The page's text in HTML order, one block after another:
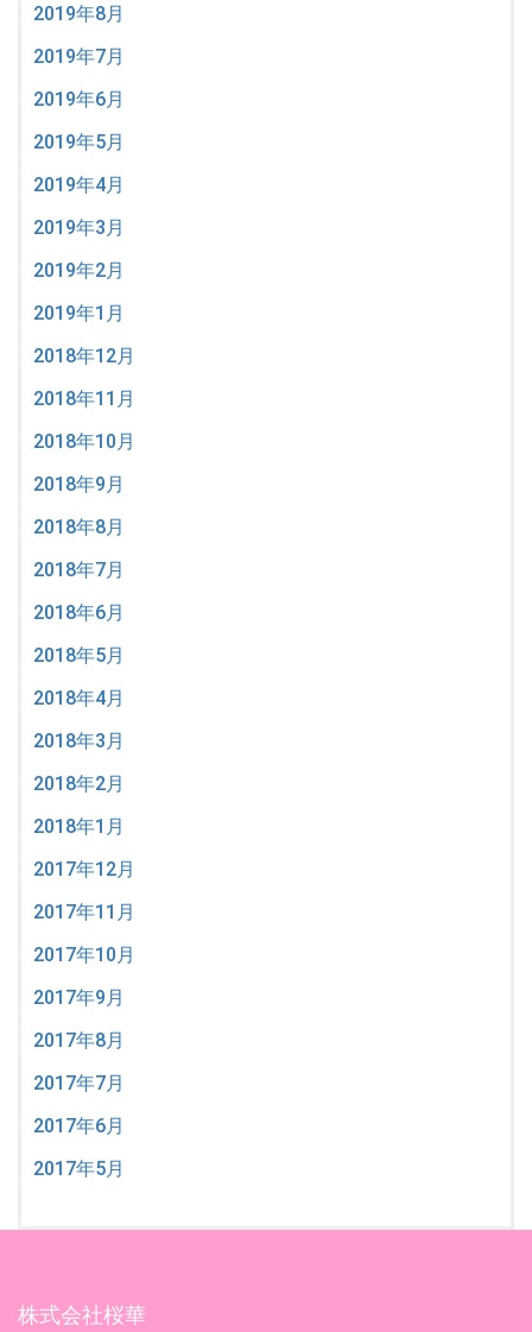
2019年8月
2019年7月
2019年6月
2019年5月
2019年4月
2019年3月
2019年2月
2019年1月
2018年12月
2018年11月
2018年10月
2018年9月
2018年8月
2018年7月
2018年6月
2018年5月
2018年4月
2018年3月
2018年2月
2018年1月
2017年12月
2017年11月
2017年10月
2017年9月
2017年8月
2017年7月
2017年6月
2017年5月
株式会社桜華